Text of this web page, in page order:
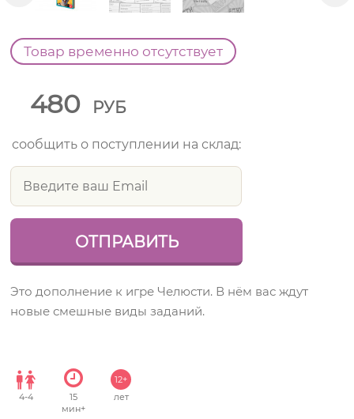
Товар временно отсутствует
480 РУБ
сообщить о поступлении на склад:
Это дополнение к игре Челюсти. В нём вас ждут
новые смешные виды заданий.
4-4
15
мин+
12+
лет